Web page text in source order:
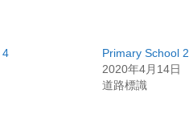
4
Primary School 2
2020年4月14日
道路標識